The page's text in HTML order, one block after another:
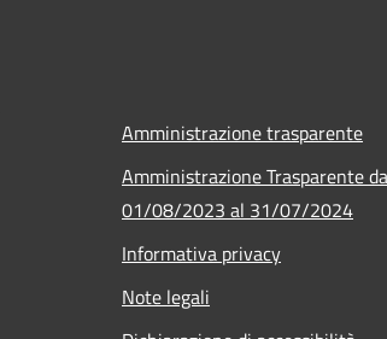
Amministrazione trasparente
Amministrazione Trasparente
01/08/2023 al 31/07/2024
Informativa privacy
Note legali